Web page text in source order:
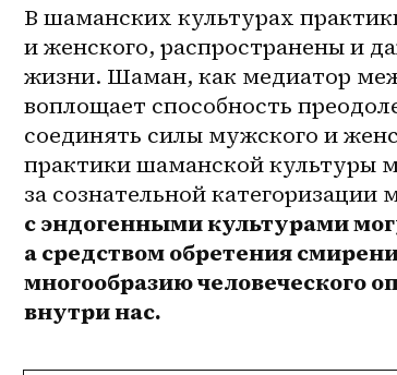
В шаманских культурах
и женского, распространены и
жизни. Шаман, как медиатор
воплощает способность
соединять силы мужского и
практики шаманской культуры
за сознательной категоризации
с эндогенными культурами
а средством обретения
многообразию человеческого
внутри нас.